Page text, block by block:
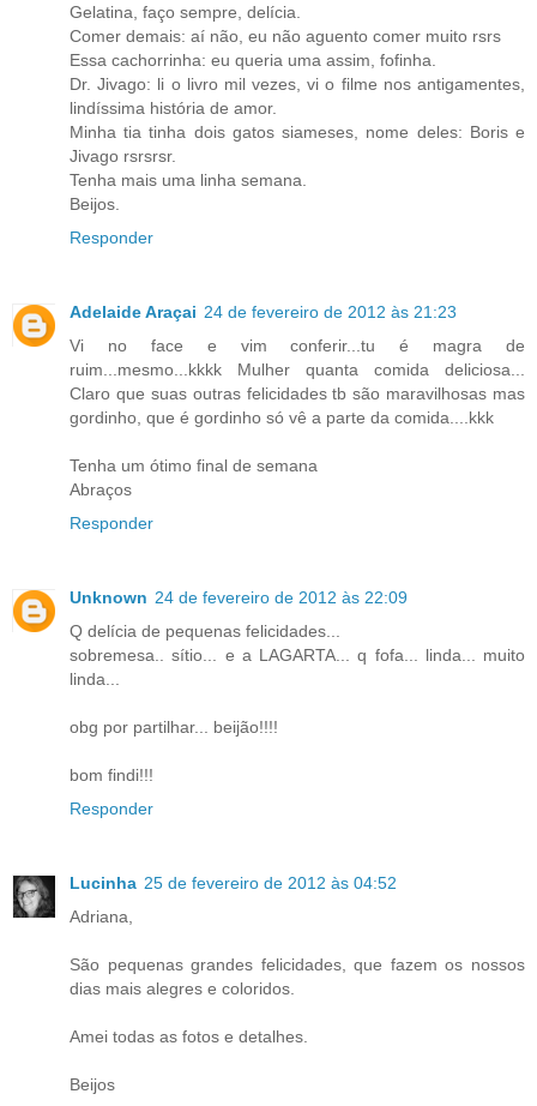
Gelatina, faço sempre, delícia.
Comer demais: aí não, eu não aguento comer muito rsrs
Essa cachorrinha: eu queria uma assim, fofinha.
Dr. Jivago: li o livro mil vezes, vi o filme nos antigamentes,
lindíssima história de amor.
Minha tia tinha dois gatos siameses, nome deles: Boris e
Jivago rsrsrsr.
Tenha mais uma linha semana.
Beijos.
Responder
Adelaide Araçai 24 de fevereiro de 2012 às 21:23
Vi no face e vim conferir...tu é magra de
ruim...mesmo...kkkk Mulher quanta comida deliciosa...
Claro que suas outras felicidades tb são maravilhosas mas
gordinho, que é gordinho só vê a parte da comida....kkk
Tenha um ótimo final de semana
Abraços
Responder
Unknown 24 de fevereiro de 2012 às 22:09
Q delícia de pequenas felicidades...
sobremesa.. sítio... e a LAGARTA... q fofa... linda... muito
linda...
obg por partilhar... beijão!!!!
bom findi!!!
Responder
Lucinha 25 de fevereiro de 2012 às 04:52
Adriana,
São pequenas grandes felicidades, que fazem os nossos
dias mais alegres e coloridos.
Amei todas as fotos e detalhes.
Beijos